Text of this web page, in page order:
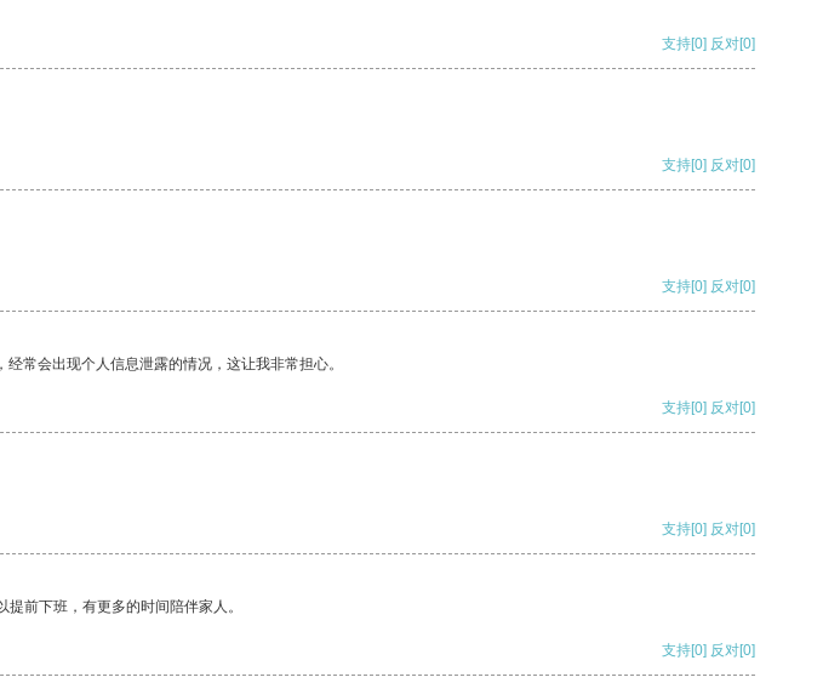
支持[0] 反对[0]
支持[0] 反对[0]
支持[0] 反对[0]
常会出现个人信息泄露的情况，这让我非常担心。
支持[0] 反对[0]
支持[0] 反对[0]
前下班，有更多的时间陪伴家人。
支持[0] 反对[0]